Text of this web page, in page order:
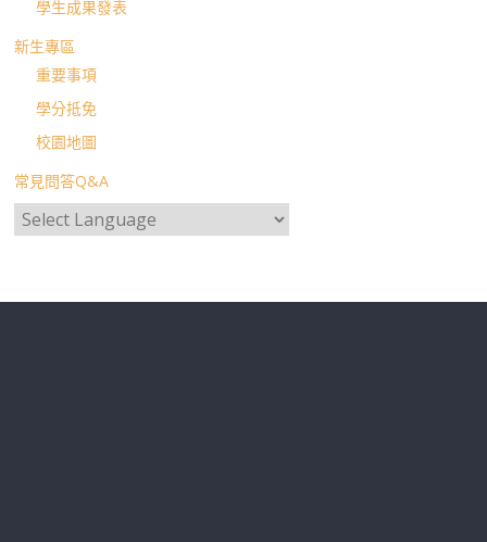
學生成果發表
新生專區
重要事項
學分抵免
校園地圖
常見問答Q&A